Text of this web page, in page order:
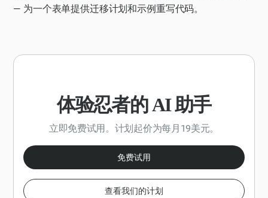
— 为一个表单提供迁移计划和示例重写代码。
体验忍者的 AI 助手
立即免费试用。计划起价为每月19美元。
免费试用
查看我们的计划